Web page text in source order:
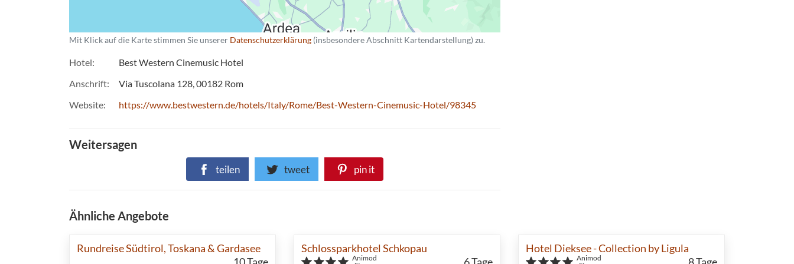
Mit Klick auf die Karte stimmen Sie unserer Datenschutzerklärung (insbesondere Abschnitt Kartendarstellung) zu.
Hotel
Best Western Cinemusic Hotel
Anschrift
Via Tuscolana 128 00182 Rom
Website
https://www.bestwestern.de/hotels/Italy/Rome/Best-Western-Cinemusic-Hotel/98345
Weitersagen
teilen tweet pin it
Ähnliche Angebote
Rundreise Südtirol, Toskana & Gardasee
Schlossparkhotel Schkopau
Animod
Hotel Dieksee - Collection by Ligula
Animod